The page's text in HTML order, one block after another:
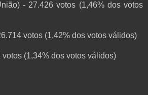
- 27.426 votos (1,46% dos votos
votos (1,42% dos votos válidos)
(1,34% dos votos válidos)